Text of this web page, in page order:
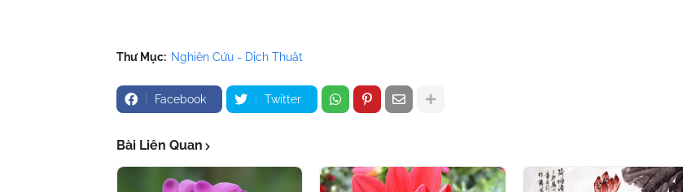
Thư Mục: Nghiên Cứu - Dịch Thuật
Facebook Twitter
Bài Liên Quan